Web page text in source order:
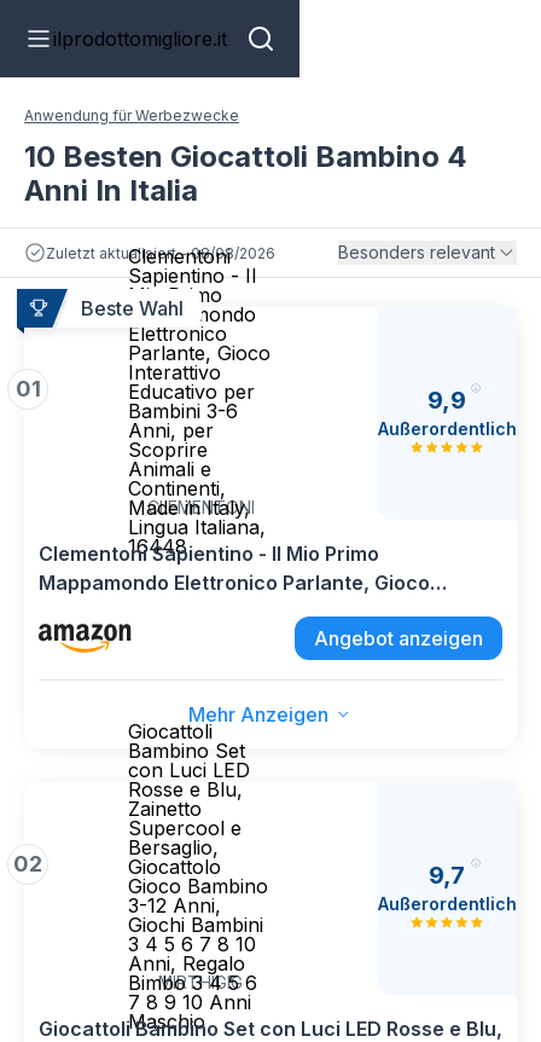
ilprodottomigliore.it
Anwendung für Werbezwecke
10 Besten Giocattoli Bambino 4
Anni In Italia
Zuletzt aktualisiert - 08/08/2026 Besonders relevant
Beste Wahl
01
Clementoni
Sapientino - Il
Mio Primo
Mappamondo
Elettronico
Parlante, Gioco
Interattivo
Educativo per
Bambini 3-6
Anni, per
Scoprire
Animali e
Continenti,
Made in Italy,
Lingua Italiana,
16448
CLEMENTONI
9,9
Außerordentlich
Clementoni Sapientino - Il Mio Primo
Mappamondo Elettronico Parlante, Gioco
Interattivo Educativo per Bambini 3-6 Anni, per
Scoprire Animali e Continenti, Made in Italy,
Angebot anzeigen
Mehr Anzeigen
02
Giocattoli
Bambino Set
con Luci LED
Rosse e Blu,
Zainetto
Supercool e
Bersaglio,
Giocattolo
Gioco Bambino
3-12 Anni,
Giochi Bambini
3 4 5 6 7 8 10
Anni, Regalo
Bimbo 3 4 5 6
7 8 9 10 Anni
Maschio
MIRTHIGIG
9,7
Außerordentlich
Giocattoli Bambino Set con Luci LED Rosse e Blu,